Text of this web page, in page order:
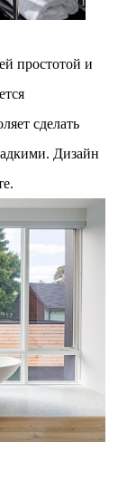
простотой и
сделать
Дизайн